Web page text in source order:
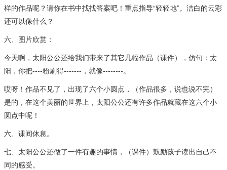
样的作品呢？请你在书中找找答案吧！重点指导“轻轻地”。洁白的云彩
还可以像什么？
六、图片欣赏：
今天啊，太阳公公还给我们带来了其它几幅作品（课件），仿句：太
阳，你把----粉刷得-------，就像--------。
哎呀！作品不见了，出现了六个小圆点，（作品很多，说也说不完）
是的，在这个美丽的世界上，太阳公公还有许多作品就藏在这六个小
圆点中呢！
六、课间休息。
七、太阳公公还做了一件有趣的事情，（课件）鼓励孩子读出自己不
同的感受。